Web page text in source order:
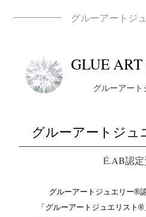
グルーアートジ
GLUE
グルーアート
グルーアートジュ
É.AB認
グルーアートジュエリー®︎
「グルーアートジュエリスト